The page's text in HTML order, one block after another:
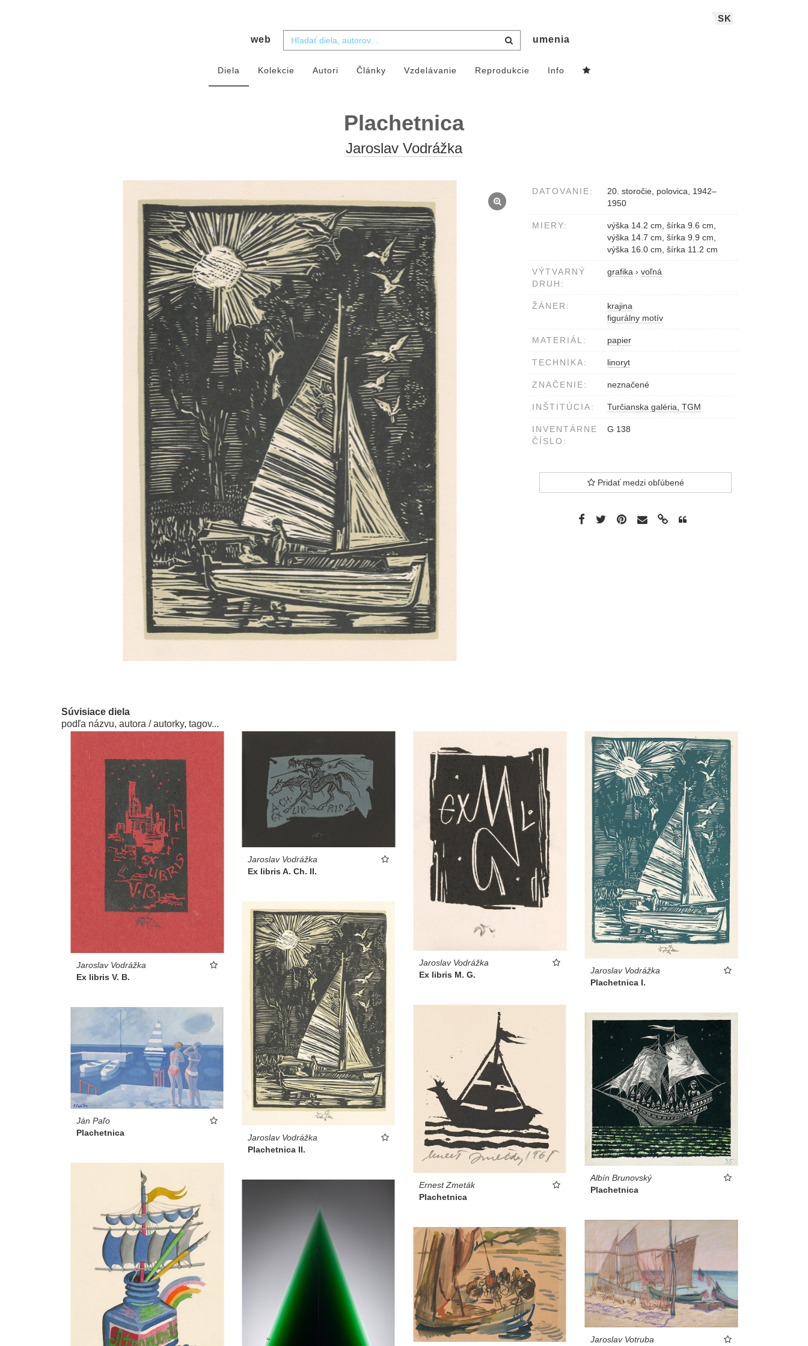
SK
web umenia
Diela Kolekcie Autori Články Vzdelávanie Reprodukcie Info
Plachetnica
Jaroslav Vodrážka
DATOVANIE:
20. storočie, polovica, 1942–
1950
MIERY:
výška 14.2 cm, šírka 9.6 cm,
výška 14.7 cm, šírka 9.9 cm,
výška 16.0 cm, šírka 11.2 cm
VÝTVARNÝ
DRUH:
grafika › voľná
ŽÁNER:
krajina
figurálny motív
MATERIÁL: papier
TECHNIKA: linoryt
ZNAČENIE: neznačené
INŠTITÚCIA: Turčianska galéria, TGM
INVENTÁRNE
ČÍSLO:
G 138
Pridať medzi obľúbené
Súvisiace diela
podľa názvu, autora / autorky, tagov...
Jaroslav Vodrážka
Ex libris V. B.
Jaroslav Vodrážka
Ex libris A. Ch. II.
Jaroslav Vodrážka
Ex libris M. G.
Jaroslav Vodrážka
Plachetnica I.
Jaroslav Vodrážka
Plachetnica II.
Ernest Zmeták
Plachetnica
Ján Paľo
Plachetnica
Albín Brunovský
Plachetnica
Jaroslav Votruba